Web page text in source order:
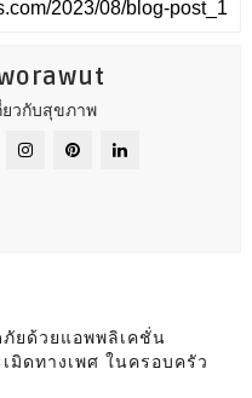
ยวกับสุขภาพ
ยด้วยแอพพลิเคชั่น
มิดทางเพศ ในครอบครัว